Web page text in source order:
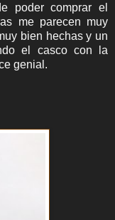
poder comprar el
me parecen muy
bien hechas y un
el casco con la
genial.